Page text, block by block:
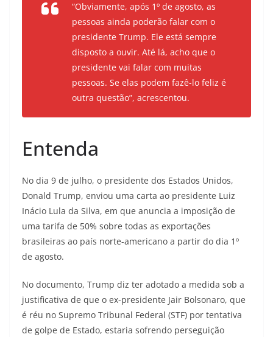
“Obviamente, após 1º de agosto, as
pessoas ainda poderão falar com o
presidente Trump. Ele está sempre
disposto a ouvir. Até lá, acho que o
presidente vai falar com muitas
pessoas. Se elas podem fazê-lo feliz é
outra questão”, acrescentou.
Entenda
No dia 9 de julho, o presidente dos Estados Unidos,
Donald Trump, enviou uma carta ao presidente Luiz
Inácio Lula da Silva, em que anuncia a imposição de
uma tarifa de 50% sobre todas as exportações
brasileiras ao país norte-americano a partir do dia 1º
de agosto.
No documento, Trump diz ter adotado a medida sob a
justificativa de que o ex-presidente Jair Bolsonaro, que
é réu no Supremo Tribunal Federal (STF) por tentativa
de golpe de Estado, estaria sofrendo perseguição